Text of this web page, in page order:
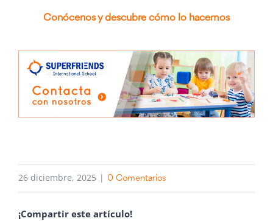
Conócenos y descubre cómo lo hacemos
26 diciembre, 2025 | 0 Comentarios
¡Compartir este artículo!